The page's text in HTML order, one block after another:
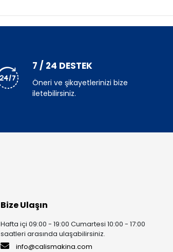
7 / 24 DESTEK
Öneri ve şikayetlerinizi bize
iletebilirsiniz.
Bize Ulaşın
Hafta içi 09:00 - 19:00 Cumartesi 10:00 - 17:00
saatleri arasında ulaşabilirsiniz.
info@calismakina.com